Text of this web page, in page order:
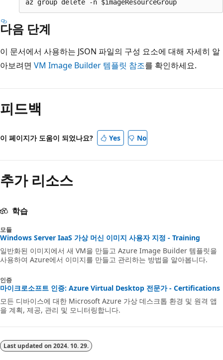
다음 단계
이 문서에서 사용하는 JSON 파일의 구성 요소에 대해 자세히 알
아보려면 VM Image Builder 템플릿 참조를 확인하세요.
피드백
이 페이지가 도움이 되었나요? Yes No
추가 리소스
학습
모듈
Windows Server IaaS 가상 머신 이미지 사용자 지정 - Training
일반화된 이미지에서 새 VM을 만들고 Azure Image Builder 템플릿을
사용하여 Azure에서 이미지를 만들고 관리하는 방법을 알아봅니다.
인증
마이크로소프트 인증: Azure Virtual Desktop 전문가 - Certifications
모든 디바이스에 대한 Microsoft Azure 가상 데스크톱 환경 및 원격 앱
을 계획, 제공, 관리 및 모니터링합니다.
Last updated on 2024. 10. 29.